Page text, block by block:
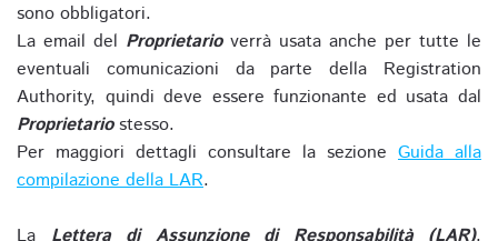
sono obbligatori.
La email del Proprietarioverrà usata anche per tutte le
eventuali comunicazioni da parte della Registration
Authority, quindi deve essere funzionante ed usata dal
Proprietariostesso.
Per maggiori dettagli consultare la sezione Guida alla
compilazione della LAR.